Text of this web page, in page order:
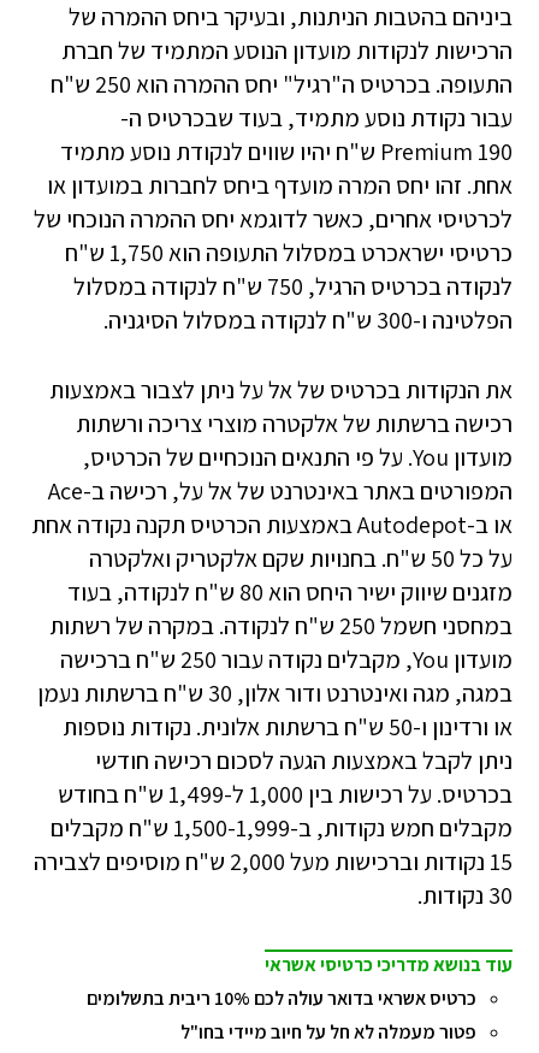
ביניהם בהטבות הניתנות, ובעיקר ביחס ההמרה של
הרכישות לנקודות מועדון הנוסע המתמיד של חברת
התעופה. בכרטיס ה"רגיל" יחס ההמרה הוא 250 ש"ח
עבור נקודת נוסע מתמיד, בעוד שבכרטיס ה-
Premium 190 ש"ח יהיו שווים לנקודת נוסע מתמיד
אחת. זהו יחס המרה מועדף ביחס לחברות במועדון או
לכרטיסי אחרים, כאשר לדוגמא יחס ההמרה הנוכחי של
כרטיסי ישראכרט במסלול התעופה הוא 1,750 ש"ח
לנקודה בכרטיס הרגיל, 750 ש"ח לנקודה במסלול
הפלטינה ו-300 ש"ח לנקודה במסלול הסיגניה.
את הנקודות בכרטיס של אל על ניתן לצבור באמצעות
רכישה ברשתות של אלקטרה מוצרי צריכה ורשתות
מועדון You. על פי התנאים הנוכחיים של הכרטיס,
המפורטים באתר באינטרנט של אל על, רכישה ב-Ace
או ב-Autodepot באמצעות הכרטיס תקנה נקודה אחת
על כל 50 ש"ח. בחנויות שקם אלקטריק ואלקטרה
מזגנים שיווק ישיר היחס הוא 80 ש"ח לנקודה, בעוד
במחסני חשמל 250 ש"ח לנקודה. במקרה של רשתות
מועדון You, מקבלים נקודה עבור 250 ש"ח ברכישה
במגה, מגה ואינטרנט ודור אלון, 30 ש"ח ברשתות נעמן
או ורדינון ו-50 ש"ח ברשתות אלונית. נקודות נוספות
ניתן לקבל באמצעות הגעה לסכום רכישה חודשי
בכרטיס. על רכישות בין 1,000 ל-1,499 ש"ח בחודש
מקבלים חמש נקודות, ב-1,500-1,999 ש"ח מקבלים
15 נקודות וברכישות מעל 2,000 ש"ח מוסיפים לצבירה
30 נקודות.
עוד בנושא מדריכי כרטיסי אשראי
כרטיס אשראי בדואר עולה לכם 10% ריבית בתשלומים
פטור מעמלה לא חל על חיוב מיידי בחו"ל